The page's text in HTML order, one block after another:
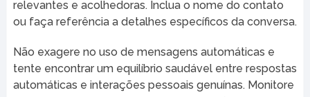
relevantes e acolhedoras. Inclua o nome do contato
ou faça referência a detalhes específicos da conversa.
Não exagere no uso de mensagens automáticas e
tente encontrar um equilíbrio saudável entre respostas
automáticas e interações pessoais genuínas. Monitore